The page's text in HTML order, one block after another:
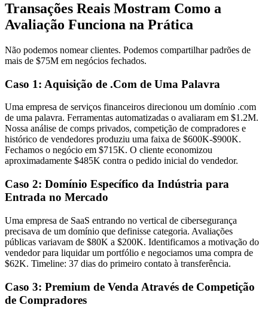
Transações Reais Mostram Como a
Avaliação Funciona na Prática
Não podemos nomear clientes. Podemos compartilhar padrões de
mais de $75M em negócios fechados.
Caso 1: Aquisição de .Com de Uma Palavra
Uma empresa de serviços financeiros direcionou um domínio .com
de uma palavra. Ferramentas automatizadas o avaliaram em $1.2M.
Nossa análise de comps privados, competição de compradores e
histórico de vendedores produziu uma faixa de $600K-$900K.
Fechamos o negócio em $715K. O cliente economizou
aproximadamente $485K contra o pedido inicial do vendedor.
Caso 2: Domínio Específico da Indústria para
Entrada no Mercado
Uma empresa de SaaS entrando no vertical de cibersegurança
precisava de um domínio que definisse categoria. Avaliações
públicas variavam de $80K a $200K. Identificamos a motivação do
vendedor para liquidar um portfólio e negociamos uma compra de
$62K. Timeline: 37 dias do primeiro contato à transferência.
Caso 3: Premium de Venda Através de Competição
de Compradores